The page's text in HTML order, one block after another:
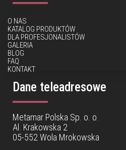
O NAS
KATALOG PRODUKTÓW
DLA PROFESJONALISTÓW
GALERIA
BLOG
FAQ
KONTAKT
Dane teleadresowe
Metamar Polska Sp. o. o.
Al. Krakowska 2
05-552 Wola Mrokowska